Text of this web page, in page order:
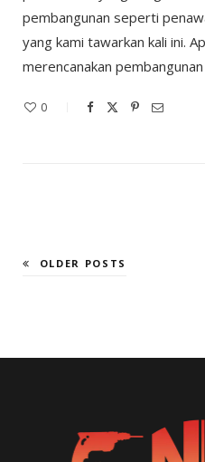
pembangunan seperti
yang kami tawarkan kali ini.
merencanakan
0
OLDER POSTS